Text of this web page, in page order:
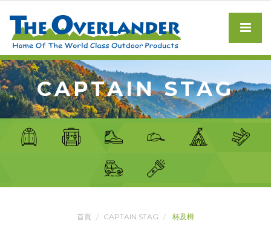
CAPTAIN STAG
首頁 CAPTAIN STAG 杯及樽